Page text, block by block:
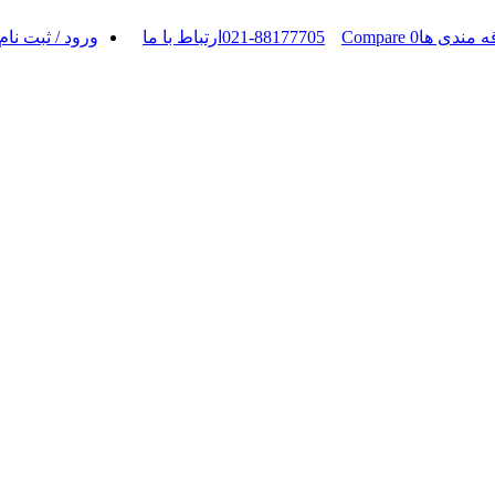
مندی ها0
Compare
021-88177705 ارتباط با ما ورود / ثبت